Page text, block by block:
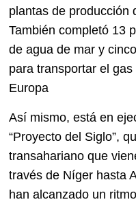
plantas de producción
También completó 13
de agua de mar y
para transportar el
Europa
Así mismo, está en
“Proyecto del Siglo”,
transahariano que
través de Níger hasta
han alcanzado un